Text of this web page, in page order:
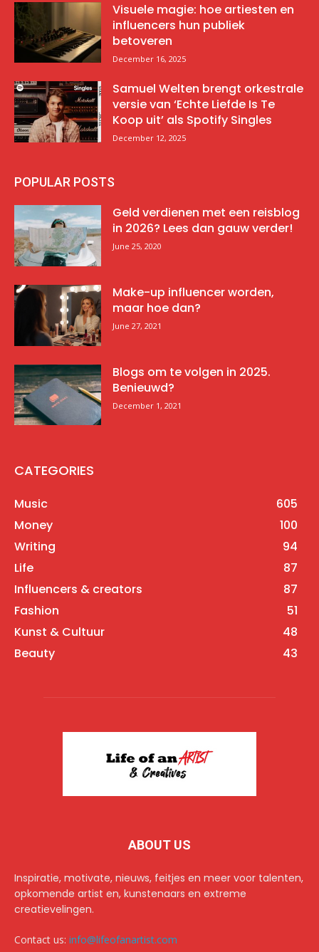
Visuele magie: hoe artiesten en
influencers hun publiek
betoveren
December 16, 2025
Samuel Welten brengt orkestrale
versie van ‘Echte Liefde Is Te
Koop uit’ als Spotify Singles
December 12, 2025
POPULAR POSTS
Geld verdienen met een reisblog
in 2026? Lees dan gauw verder!
June 25, 2020
Make-up influencer worden,
maar hoe dan?
June 27, 2021
Blogs om te volgen in 2025.
Benieuwd?
December 1, 2021
CATEGORIES
Music
605
Money
100
Writing
94
Life
87
Influencers & creators
87
Fashion
51
Kunst & Cultuur
48
Beauty
43
ABOUT US
Inspiratie, motivate, nieuws, feitjes en meer voor talenten,
opkomende artist en, kunstenaars en extreme
creatievelingen.
Contact us: info@lifeofanartist.com